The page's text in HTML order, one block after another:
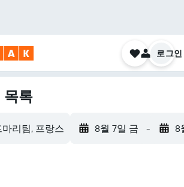
로그인
목록
리팀, 프랑스 8월 7일 금 - 8